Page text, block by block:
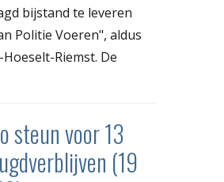
bijstand te leveren
Politie Voeren", aldus
Riemst. De
steun voor 13
(19